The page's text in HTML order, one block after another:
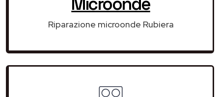
Riparazione microonde Rubiera